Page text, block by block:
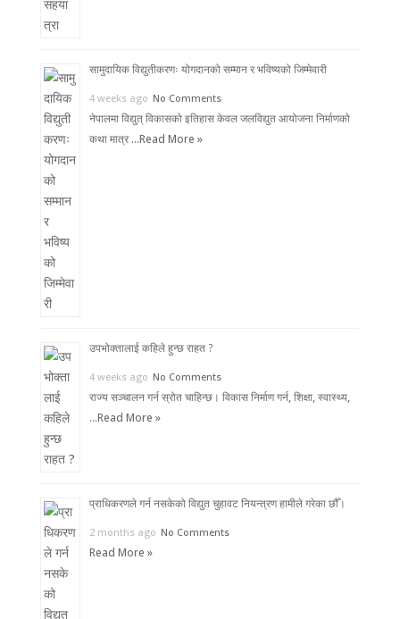
सामुदायिक विद्युतीकरणः योगदानको सम्मान र भविष्यको जिम्मेवारी
4 weeks ago No Comments
नेपालमा विद्युत् विकासको इतिहास केवल जलविद्युत आयोजना निर्माणको
कथा मात्र …Read More »
उपभोक्तालाई कहिले हुन्छ राहत ?
4 weeks ago No Comments
राज्य सञ्चालन गर्न स्रोत चाहिन्छ। विकास निर्माण गर्न, शिक्षा, स्वास्थ्य,
…Read More »
प्राधिकरणले गर्न नसकेको विद्युत चुहावट नियन्त्रण हामीले गरेका छौँ।
2 months ago No Comments
Read More »